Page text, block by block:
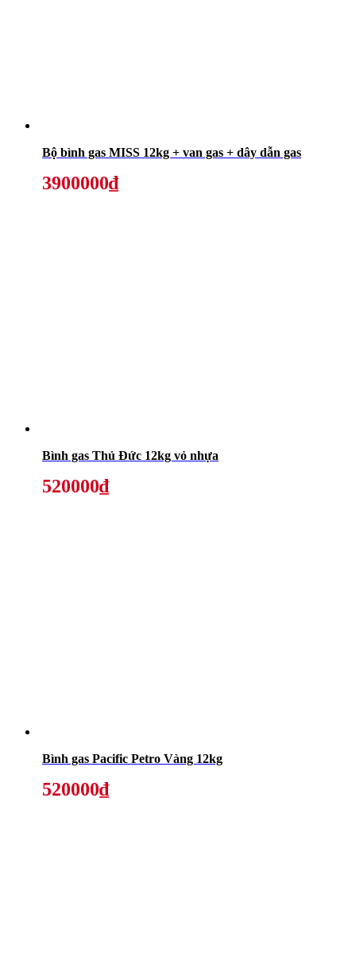
Bộ bình gas MISS 12kg + van gas + dây dẫn gas
3900000₫
Bình gas Thủ Đức 12kg vỏ nhựa
520000₫
Bình gas Pacific Petro Vàng 12kg
520000₫